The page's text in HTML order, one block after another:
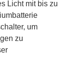
Licht mit bis zu
um
zu